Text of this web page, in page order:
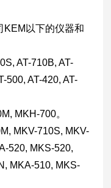
KEM以下的仪器和
AT-710B, AT-
500, AT-420, AT-
MKH-700。
MKV-710S, MKV-
520, MKS-520,
MKA-510, MKS-